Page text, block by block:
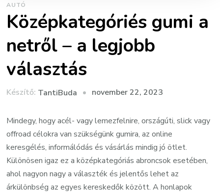
AUTÓ
Középkategóriés gumi a
netről – a legjobb
választás
Készítő: TantiBuda november 22, 2023
Mindegy, hogy acél- vagy lemezfelnire, országúti, slick vagy
offroad célokra van szükségünk gumira, az online
keresgélés, informálódás és vásárlás mindig jó ötlet.
Különösen igaz ez a középkategóriás abroncsok esetében,
ahol nagyon nagy a választék és jelentős lehet az
árkülönbség az egyes kereskedők között. A honlapok